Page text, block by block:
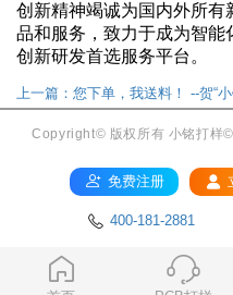
创新精神竭诚为国内外所有
品和服务 ， 致力于成为智能
创新研发首选服务平台。
上一篇：您下单，我送料！ --贺“
免费注册
400-181-2881
Copyright© 版权所有 小铭打
ICP备